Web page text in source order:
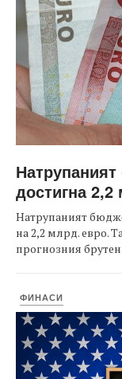
достигна
Натрупаният
на 2,2 млрд. евро.
прогнозния
ФИНАСИ